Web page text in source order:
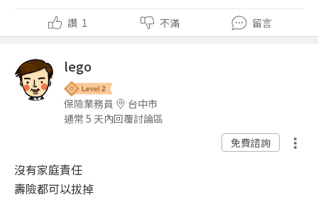
讚 1 不滿 留言
lego
保險業務員
台中市
通常 5 天內回覆討論區
免費諮詢
沒有家庭責任
壽險都可以拔掉